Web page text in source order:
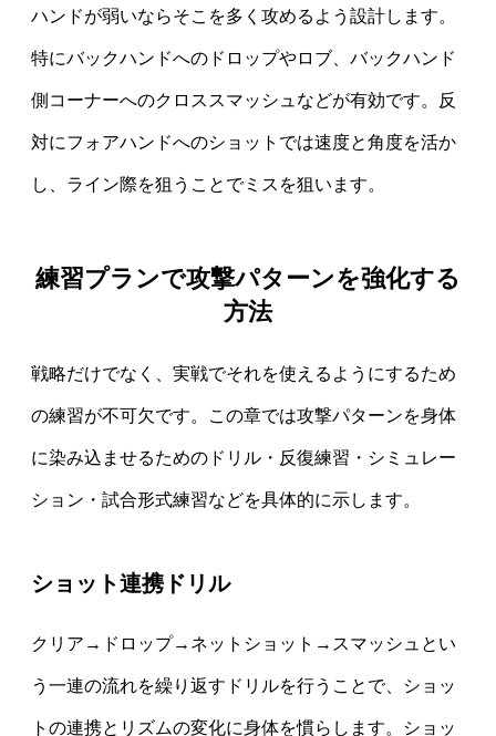
ハンドが弱いならそこを多く攻めるよう設計します。
特にバックハンドへのドロップやロブ、バックハンド
側コーナーへのクロススマッシュなどが有効です。反
対にフォアハンドへのショットでは速度と角度を活か
し、ライン際を狙うことでミスを狙います。
練習プランで攻撃パターンを強化する
方法
戦略だけでなく、実戦でそれを使えるようにするため
の練習が不可欠です。この章では攻撃パターンを身体
に染み込ませるためのドリル・反復練習・シミュレー
ション・試合形式練習などを具体的に示します。
ショット連携ドリル
クリア→ドロップ→ネットショット→スマッシュとい
う一連の流れを繰り返すドリルを行うことで、ショッ
トの連携とリズムの変化に身体を慣らします。ショッ